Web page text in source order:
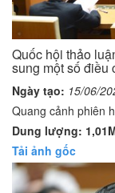
Quốc hội thảo
sung một số điều
Ngày tạo: 15/06/
Quang cảnh phiên
Dung lượng:
Tải ảnh gốc